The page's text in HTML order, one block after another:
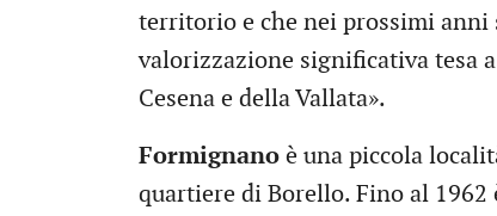
territorio e che nei prossimi anni
valorizzazione significativa tesa
Cesena e della Vallata».
Formignano è una piccola
quartiere di Borello. Fino al